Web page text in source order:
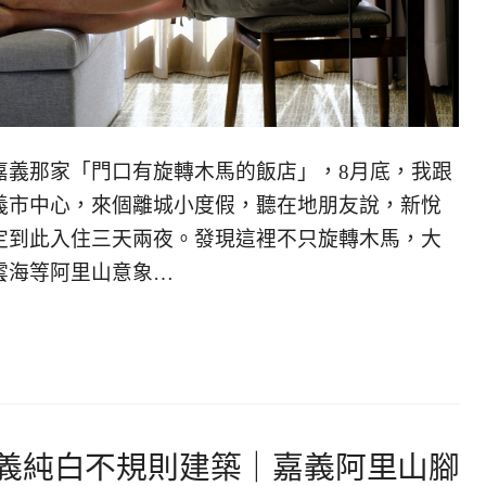
那家「門口有旋轉木馬的飯店」，8月底，我跟
中心，來個離城小度假，聽在地朋友說，新悅
此入住三天兩夜。發現這裡不只旋轉木馬，大
海等阿里山意象…
純白不規則建築｜嘉義阿里山腳